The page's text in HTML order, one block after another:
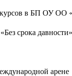
курсов в БП ОУ ОО
срока давности»
арене